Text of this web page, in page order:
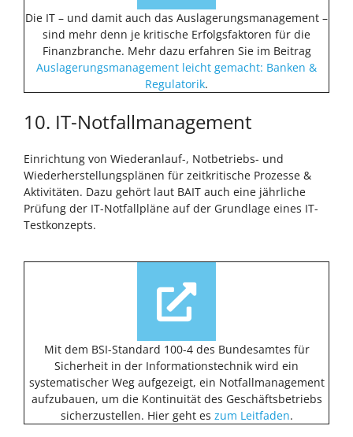
Die IT – und damit auch das Auslagerungsmanagement –
sind mehr denn je kritische Erfolgsfaktoren für die
Finanzbranche. Mehr dazu erfahren Sie im Beitrag
Auslagerungsmanagement leicht gemacht: Banken &
Regulatorik.
10. IT-Notfallmanagement
Einrichtung von Wiederanlauf-, Notbetriebs- und
Wiederherstellungsplänen für zeitkritische Prozesse &
Aktivitäten. Dazu gehört laut BAIT auch eine jährliche
Prüfung der IT-Notfallpläne auf der Grundlage eines IT-
Testkonzepts.
Mit dem BSI-Standard 100-4 des Bundesamtes für
Sicherheit in der Informationstechnik wird ein
systematischer Weg aufgezeigt, ein Notfallmanagement
aufzubauen, um die Kontinuität des Geschäftsbetriebs
sicherzustellen. Hier geht es zum Leitfaden.